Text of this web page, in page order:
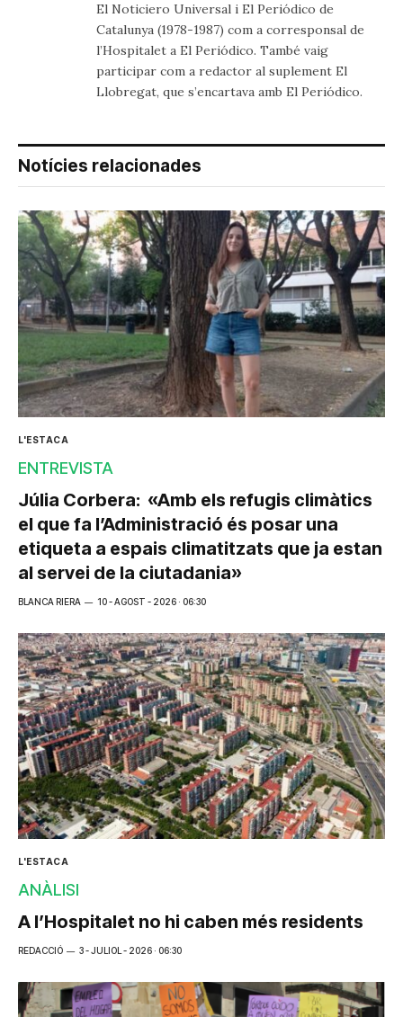
El Noticiero Universal i El Periódico de
Catalunya (1978-1987) com a corresponsal de
l’Hospitalet a El Periódico. També vaig
participar com a redactor al suplement El
Llobregat, que s’encartava amb El Periódico.
Notícies relacionades
L'ESTACA
ENTREVISTA
Júlia Corbera: «Amb els refugis climàtics
el que fa l’Administració és posar una
etiqueta a espais climatitzats que ja estan
al servei de la ciutadania»
BLANCA RIERA 10 - AGOST - 2026 · 06:30
L'ESTACA
ANÀLISI
A l’Hospitalet no hi caben més residents
REDACCIÓ 3 - JULIOL - 2026 · 06:30